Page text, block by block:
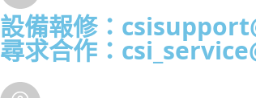
設備報修：
尋求合作：